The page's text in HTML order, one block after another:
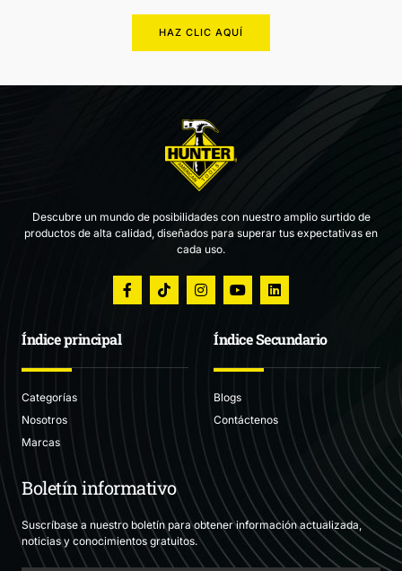
HAZ CLIC AQUÍ
Descubre un mundo de posibilidades con nuestro amplio surtido de
productos de alta calidad, diseñados para superar tus expectativas en
cada uso.
Índice principal
Categorías
Nosotros
Marcas
Índice Secundario
Blogs
Contáctenos
Boletín informativo
Suscríbase a nuestro boletín para obtener información actualizada,
noticias y conocimientos gratuitos.